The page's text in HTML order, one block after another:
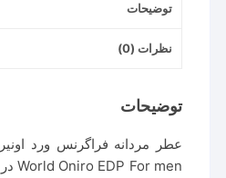
توضیحات
نظرات (0)
توضیحات